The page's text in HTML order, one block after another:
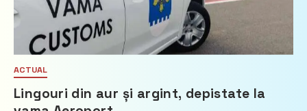
ACTUAL
Lingouri din aur și argint, depistate la